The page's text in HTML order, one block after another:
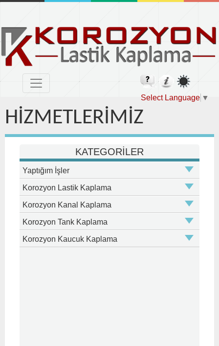
Select Language ▼
HİZMETLERİMİZ
KATEGORİLER
Yaptığım İşler
Korozyon Lastik Kaplama
Korozyon Kanal Kaplama
Korozyon Tank Kaplama
Korozyon Kaucuk Kaplama